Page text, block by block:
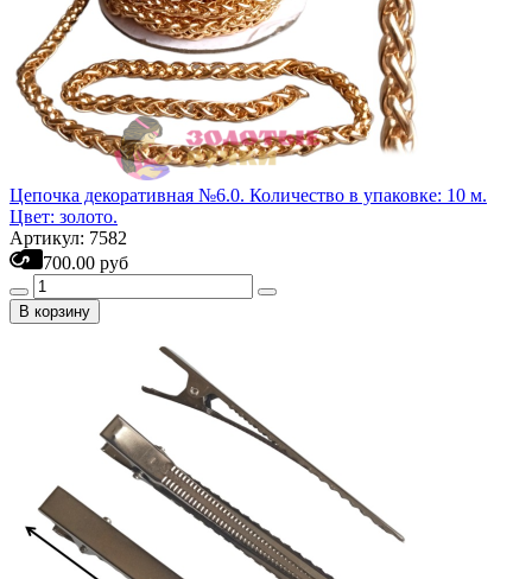
Цепочка декоративная №6.0. Количество в упаковке: 10 м.
Цвет: золото.
Артикул: 7582
700.00 руб
В корзину